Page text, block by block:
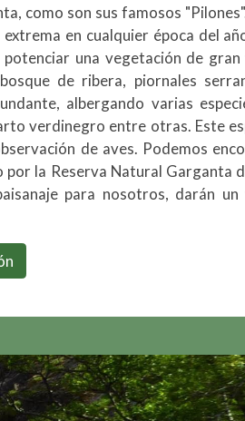
como son sus famosos
en cualquier época del
una vegetación de gran
de ribera, piornales
albergando varias
verdinegro entre otras. Este
de aves. Podemos
la Reserva Natural Garganta
para nosotros, darán un